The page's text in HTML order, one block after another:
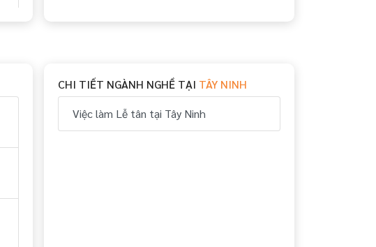
CHI TIẾT NGÀNH NGHỀ TẠI TÂY NINH
Việc làm Lễ tân tại Tây Ninh